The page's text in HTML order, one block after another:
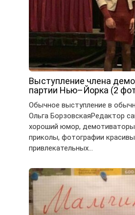
Выступление члена
партии Нью–Йорка (2
Обычное выступление в
Ольга БорзовскаяРедактор
хороший юмор,
приколы, фотографии
привлекательных…